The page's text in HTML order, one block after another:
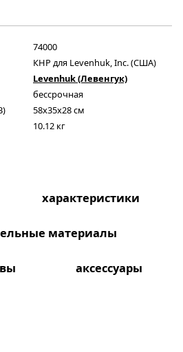
74000
КНР для Levenhuk, Inc. (США)
Levenhuk (Левенгук)
бессрочная
58x35x28 см
10.12 кг
характеристики
материалы
аксессуары